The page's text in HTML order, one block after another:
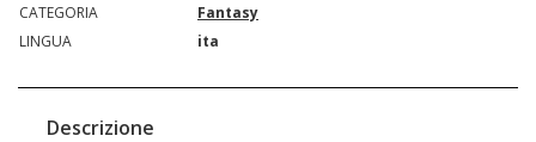
CATEGORIA
Fantasy
LINGUA
ita
Descrizione